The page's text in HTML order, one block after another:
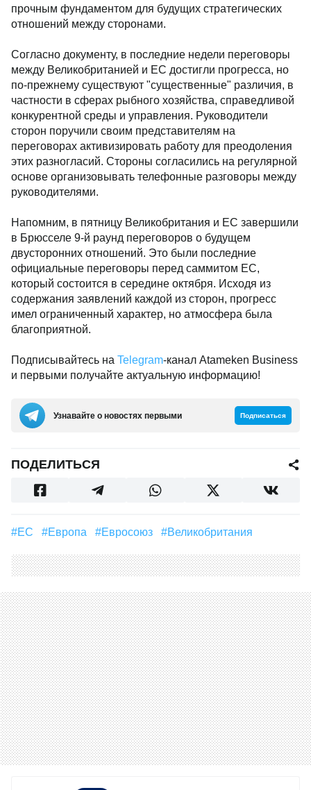
прочным фундаментом для будущих стратегических
отношений между сторонами.
Согласно документу, в последние недели переговоры
между Великобританией и ЕС достигли прогресса, но
по-прежнему существуют "существенные" различия, в
частности в сферах рыбного хозяйства, справедливой
конкурентной среды и управления. Руководители
сторон поручили своим представителям на
переговорах активизировать работу для преодоления
этих разногласий. Стороны согласились на регулярной
основе организовывать телефонные разговоры между
руководителями.
Напомним, в пятницу Великобритания и ЕС завершили
в Брюсселе 9-й раунд переговоров о будущем
двусторонних отношений. Это были последние
официальные переговоры перед саммитом ЕС,
который состоится в середине октября. Исходя из
содержания заявлений каждой из сторон, прогресс
имел ограниченный характер, но атмосфера была
благоприятной.
Подписывайтесь на Telegram-канал Atameken Business
и первыми получайте актуальную информацию!
Узнавайте о новостях первыми Подписаться
ПОДЕЛИТЬСЯ
#ЕС #Европа #Евросоюз #Великобритания